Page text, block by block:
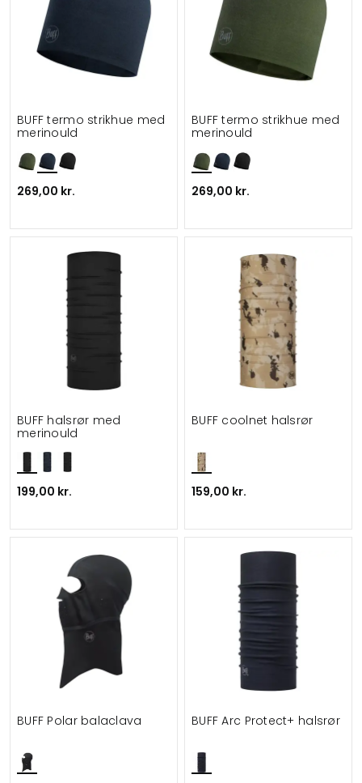
BUFF termo strikhue med
merinould
269,00 kr.
BUFF termo strikhue med
merinould
269,00 kr.
BUFF halsrør med
merinould
199,00 kr.
BUFF coolnet halsrør
159,00 kr.
BUFF Polar balaclava BUFF Arc Protect+ halsrør